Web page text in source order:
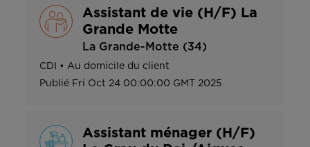
Assistant de vie (H/F) La
Grande Motte
La Grande-Motte (34)
CDI • Au domicile du client
Publié Fri Oct 24 00:00:00 GMT 2025
Assistant ménager (H/F)